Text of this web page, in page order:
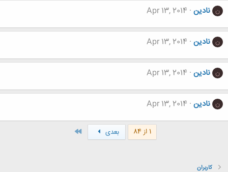
ن نادین Apr 13, 2014
ن نادین Apr 13, 2014
ن نادین Apr 13, 2014
ن نادین Apr 13, 2014
1 از 84 بعدی
کاربران